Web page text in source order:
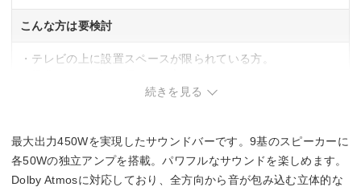
こんな方は要検討
・テレビの上に設置スペースが限られている方。
続きを見る
最大出力450Wを実現したサウンドバーです。9基のスピーカーに
各50Wの独立アンプを搭載。パワフルなサウンドを楽しめます。
Dolby Atmosに対応しており、全方向から音が包み込む立体的な